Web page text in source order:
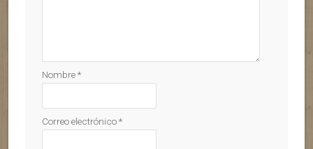
Nombre*
Correo electrónico*